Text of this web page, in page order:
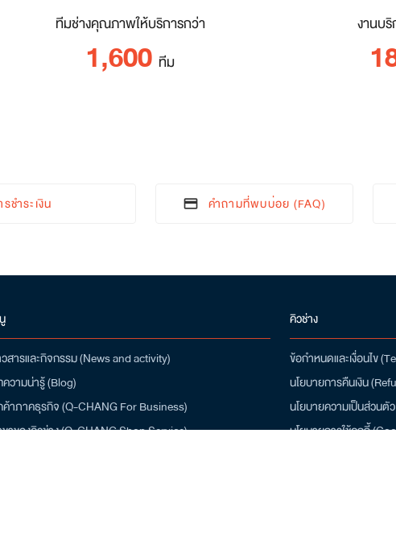
ทีมช่างคุณภาพให้บริการกว่า
1,600 ทีม
งานบ
ชำระเงิน credit_card คำถามที่พบบ่อย (FAQ)
สารและกิจกรรม (News and activity)
วามน่ารู้ (Blog)
าภาคธุรกิจ (Q-CHANG For Business)
าของคิวช่าง (Q-CHANG Shop Service)
คิวช่าง
ข้อกำหนดและเงื่อนไข
นโยบายการคืนเงิน
นโยบายความเป็นส่วนตั
นโยบายการใช้คุกกี้